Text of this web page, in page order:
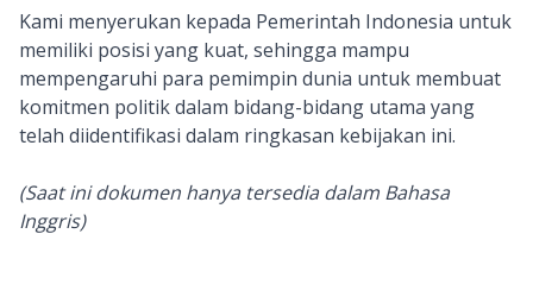
Kami menyerukan kepada Pemerintah Indonesia untuk
memiliki posisi yang kuat, sehingga mampu
mempengaruhi para pemimpin dunia untuk membuat
komitmen politik dalam bidang-bidang utama yang
telah diidentifikasi dalam ringkasan kebijakan ini.
(Saat ini dokumen hanya tersedia dalam Bahasa
Inggris)